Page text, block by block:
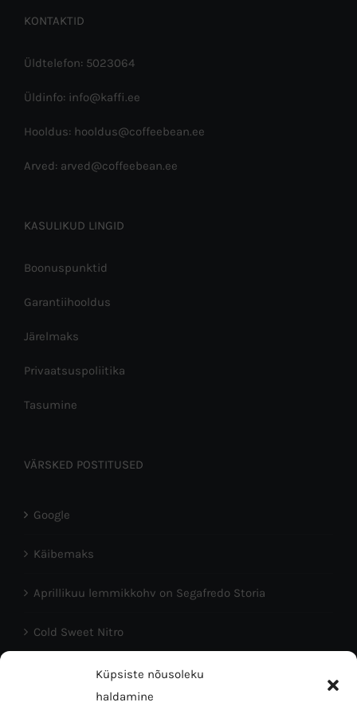
Küpsiste nõusoleku
haldamine
KONTAKTID
Üldtelefon: 5023064
Üldinfo: info@kaffi.ee
Hooldus: hooldus@coffeebean.ee
Arved: arved@coffeebean.ee
KASULIKUD LINGID
Boonuspunktid
Garantiihooldus
Järelmaks
Privaatsuspoliitika
Tasumine
VÄRSKED POSTITUSED
Google
Käibemaks
Aprillikuu lemmikkohv on Segafredo Storia
Cold Sweet Nitro
Head Eesti Vabariigi aastapäeva!